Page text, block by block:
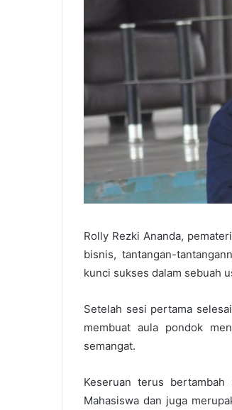
Rolly Rezki Ananda,
bisnis, tantangan-
kunci sukses dalam sebuah
Setelah sesi pertama
membuat aula pondok
semangat.
Keseruan terus
Mahasiswa dan juga